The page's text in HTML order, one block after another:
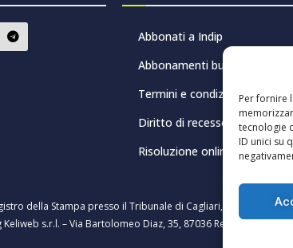
Per fornire
tecnologie
ID unici su
Abbonati a Indip
Abbonamenti buono regalo
Termini e condizioni
Diritto di recesso
Risoluzione online delle
della Stampa presso il Tribunale di Cagliari, n. 8/2021 –
Keliweb s.r.l. – Via Bartolomeo Diaz, 35, 87036 Rende (CS)